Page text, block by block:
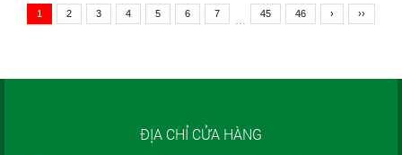
1 2 3 4 5 6 7 45 46 › ››
ĐỊA CHỈ CỬA HÀNG